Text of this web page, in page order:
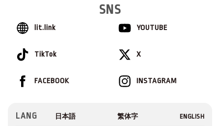
SNS
lit.link YOUTUBE
TikTok X
INSTAGRAM
FACEBOOK
LANG